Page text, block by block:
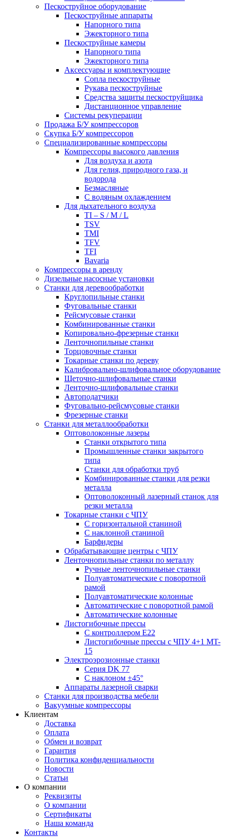
Пескоструйное оборудование
Пескоструйные аппараты
Напорного типа
Эжекторного типа
Пескоструйные камеры
Напорного типа
Эжекторного типа
Аксессуары и комплектующие
Сопла пескоструйные
Рукава пескоструйные
Средства защиты пескоструйщика
Дистанционное управление
Системы рекуперации
Продажа Б/У компрессоров
Скупка Б/У компрессоров
Специализированные компрессоры
Компрессоры высокого давления
Для воздуха и азота
Для гелия, природного газа, и
водорода
Безмасляные
С водяным охлаждением
Для дыхательного воздуха
TI – S / M / L
TSV
TMI
TFV
TFI
Bavaria
Компрессоры в аренду
Дизельные насосные установки
Станки для деревообработки
Круглопильные станки
Фуговальные станки
Рейсмусовые станки
Комбинированные станки
Копировально-фрезерные станки
Ленточнопильные станки
Торцовочные станки
Токарные станки по дереву
Калибровально-шлифовальное оборудование
Щеточно-шлифовальные станки
Ленточно-шлифовальные станки
Автоподатчики
Фуговально-рейсмусовые станки
Фрезерные станки
Станки для металлообработки
Оптоволоконные лазеры
Станки открытого типа
Промышленные станки закрытого
типа
Станки для обработки труб
Комбинированные станки для резки
металла
Оптоволоконный лазерный станок для
резки металла
Токарные станки с ЧПУ
С горизонтальной станиной
С наклонной станиной
Барфидеры
Обрабатывающие центры с ЧПУ
Ленточнопильные станки по металлу
Ручные ленточнопильные станки
Полуавтоматические с поворотной
рамой
Полуавтоматические колонные
Автоматические с поворотной рамой
Автоматические колонные
Листогибочные прессы
С контроллером E22
Листогибочные прессы с ЧПУ 4+1 MT-
15
Электроэрозионные станки
Серия DK 77
С наклоном ±45°
Аппараты лазерной сварки
Станки для производства мебели
Вакуумные компрессоры
Клиентам
Доставка
Оплата
Обмен и возврат
Гарантия
Политика конфиденциальности
Новости
Статьи
О компании
Реквизиты
О компании
Сертификаты
Наша команда
Контакты